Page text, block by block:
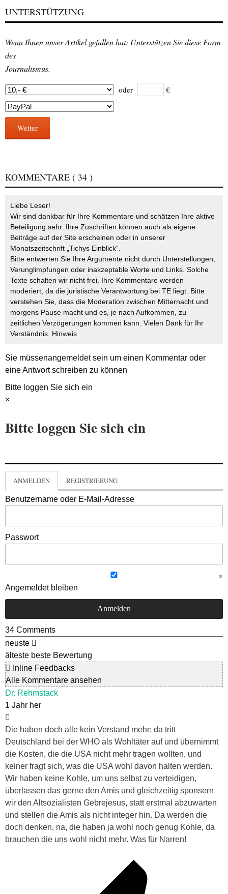
UNTERSTÜTZUNG
Wenn Ihnen unser Artikel gefallen hat: Unterstützen Sie diese Form
des
Journalismus.
oder €
Weiter
KOMMENTARE ( 34 )
Liebe Leser!
Wir sind dankbar für Ihre Kommentare und schätzen Ihre aktive
Beteiligung sehr. Ihre Zuschriften können auch als eigene
Beiträge auf der Site erscheinen oder in unserer
Monatszeitschrift „Tichys Einblick“.
Bitte entwerten Sie Ihre Argumente nicht durch Unterstellungen,
Verunglimpfungen oder inakzeptable Worte und Links. Solche
Texte schalten wir nicht frei. Ihre Kommentare werden
moderiert, da die juristische Verantwortung bei TE liegt. Bitte
verstehen Sie, dass die Moderation zwischen Mitternacht und
morgens Pause macht und es, je nach Aufkommen, zu
zeitlichen Verzögerungen kommen kann. Vielen Dank für Ihr
Verständnis. Hinweis
Sie müssenangemeldetsein um einen Kommentar oder
eine Antwort schreiben zu können
Bitte loggen Sie sich ein
×
Bitte loggen Sie sich ein
ANMELDEN REGISTRIERUNG
Benutzername oder E-Mail-Adresse
Passwort
Angemeldet bleiben
34 Comments
neuste
älteste beste Bewertung
Inline Feedbacks
Alle Kommentare ansehen
Dr. Rehmstack
1 Jahr her
Die haben doch alle kein Verstand mehr: da tritt
Deutschland bei der WHO als Wohltäter auf und übernimmt
die Kosten, die die USA nicht mehr tragen wollten, und
keiner fragt sich, was die USA wohl davon halten werden.
Wir haben keine Kohle, um uns selbst zu verteidigen,
überlassen das gerne den Amis und gleichzeitig sponsern
wir den Altsozialisten Gebrejesus, statt erstmal abzuwarten
und stellen die Amis als nicht integer hin. Da werden die
doch denken, na, die haben ja wohl noch genug Kohle, da
brauchen die uns wohl nicht mehr. Was für Narren!